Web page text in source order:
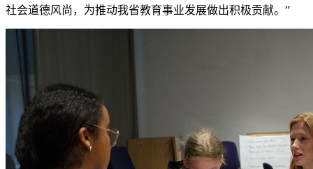
社会道德风尚，为推动我省教育事业发展做出积极贡献。”